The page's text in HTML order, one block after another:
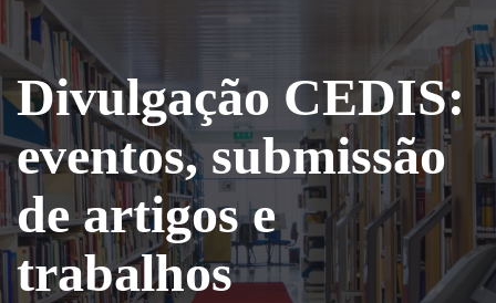
Divulgação CEDIS:
eventos, submissão
de artigos e
trabalhos